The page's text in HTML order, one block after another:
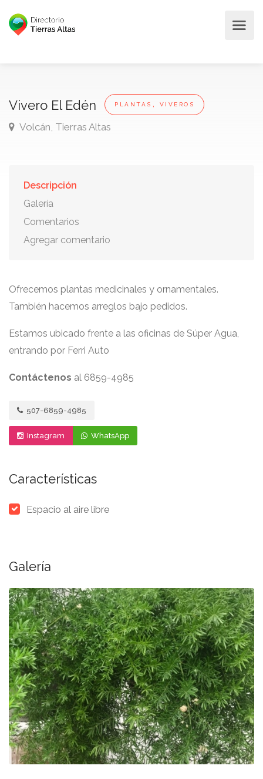
Vivero El Edén PLANTAS , VIVEROS
Volcán, Tierras Altas
Descripción
Galería
Comentarios
Agregar comentario
Ofrecemos plantas medicinales y ornamentales.
También hacemos arreglos bajo pedidos.
Estamos ubicado frente a las oficinas de Súper Agua,
entrando por Ferri Auto
Contáctenos al 6859-4985
507-6859-4985
Instagram WhatsApp
Características
Espacio al aire libre
Galería